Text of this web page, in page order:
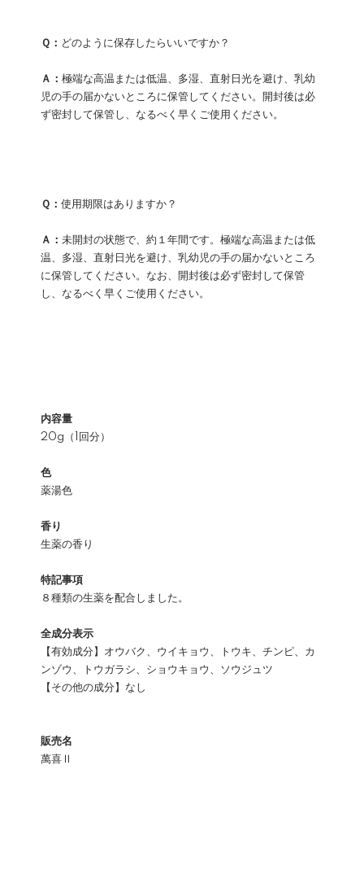
Ｑ： どのように保存したらいいですか？
Ａ： 極端な高温または低温、多湿、直射日光を避け、乳幼
児の手の届かないところに保管してください。開封後は必
ず密封して保管し、なるべく早くご使用ください。
Ｑ： 使用期限はありますか？
Ａ： 未開封の状態で、約１年間です。極端な高温または低
温、多湿、直射日光を避け、乳幼児の手の届かないところ
に保管してください。なお、開封後は必ず密封して保管
し、なるべく早くご使用ください。
内容量
20g（1回分）
色
薬湯色
香り
生薬の香り
特記事項
８種類の生薬を配合しました。
全成分表示
【有効成分】オウバク、ウイキョウ、トウキ、チンピ、カ
ンゾウ、トウガラシ、ショウキョウ、ソウジュツ
【その他の成分】なし
販売名
萬喜Ⅱ